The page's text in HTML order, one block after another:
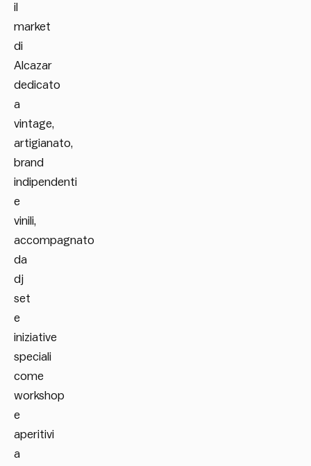
il
market
di
Alcazar
dedicato
a
vintage,
artigianato,
brand
indipendenti
e
vinili,
accompagnato
da
dj
set
e
iniziative
speciali
come
workshop
e
aperitivi
a